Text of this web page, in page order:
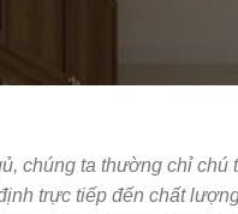
chúng ta thường chỉ
trực tiếp đến chất